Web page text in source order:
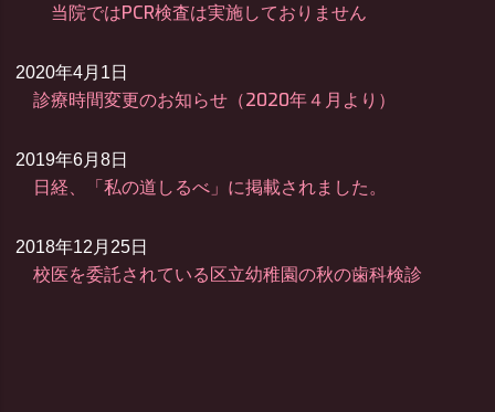
当院ではPCR検査は実施しておりません
診療時間変更のお知らせ（2020年４月より）
2020年4月1日
日経、「私の道しるべ」に掲載されました。
2019年6月8日
校医を委託されている区立幼稚園の秋の歯科検診
2018年12月25日